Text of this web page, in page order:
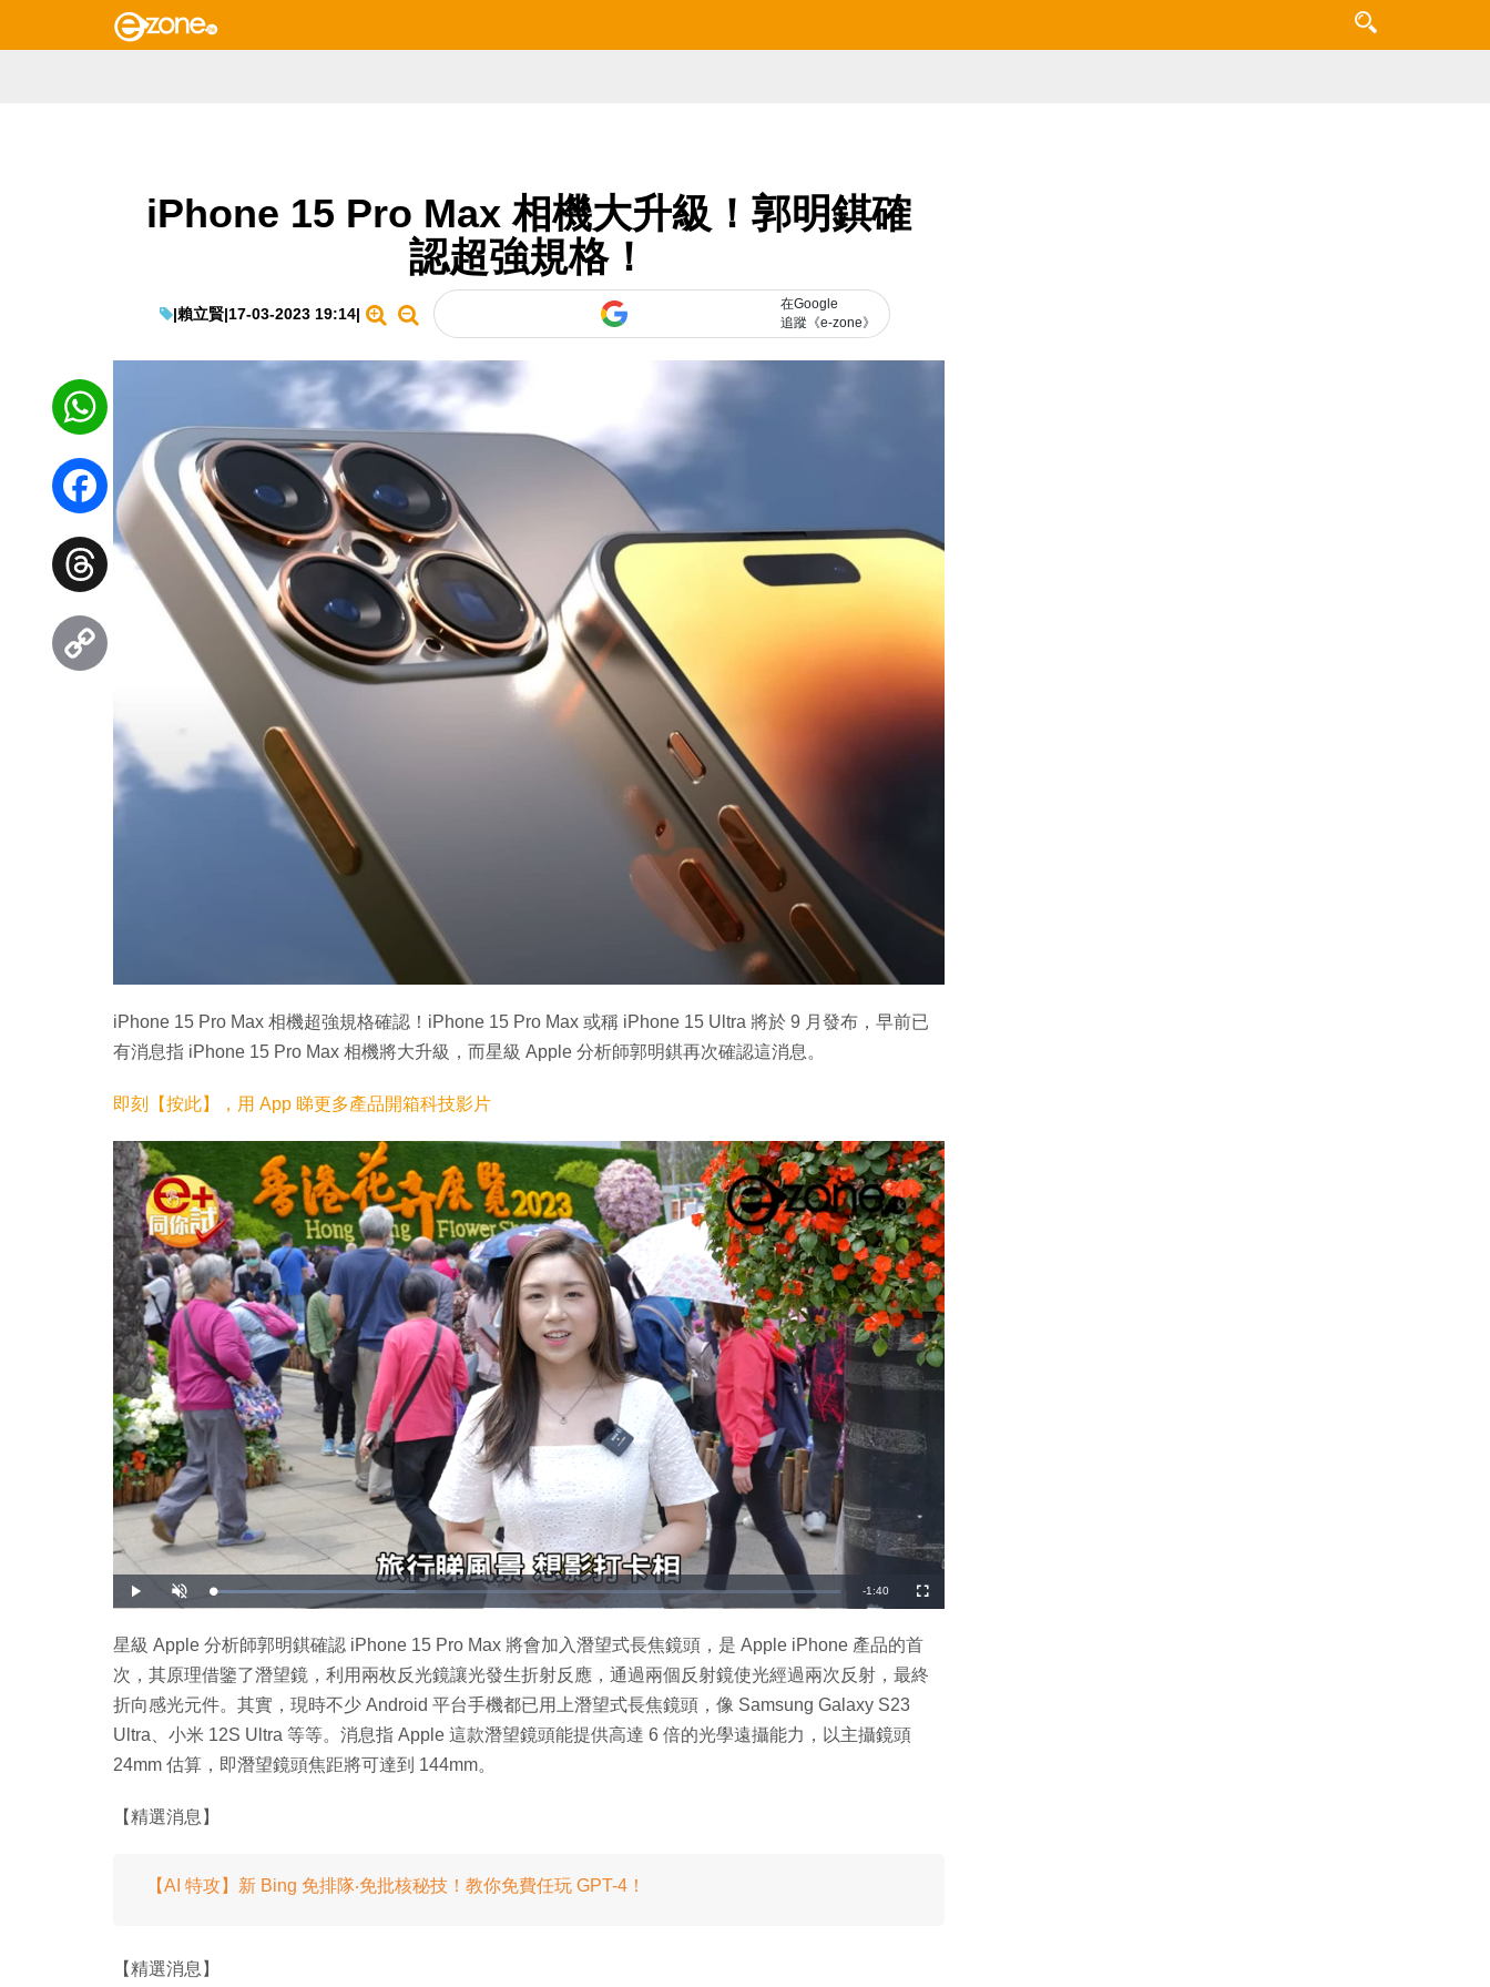
iPhone 15 Pro Max 相機大升級！郭明錤確
認超強規格！
|賴立賢|17-03-2023 19:14|
在Google
追蹤《e-zone》
iPhone 15 Pro Max 相機超強規格確認！iPhone 15 Pro Max 或稱 iPhone 15 Ultra 將於 9 月發布，早前已
有消息指 iPhone 15 Pro Max 相機將大升級，而星級 Apple 分析師郭明錤再次確認這消息。
即刻【按此】，用 App 睇更多產品開箱科技影片
播
放
開
啟
載
入
:
3
4
0
%
剩
-1:40
全
螢
星級 Apple 分析師郭明錤確認 iPhone 15 Pro Max 將會加入潛望式長焦鏡頭，是 Apple iPhone 產品的首
次，其原理借鑒了潛望鏡，利用兩枚反光鏡讓光發生折射反應，通過兩個反射鏡使光經過兩次反射，最終
折向感光元件。其實，現時不少 Android 平台手機都已用上潛望式長焦鏡頭，像 Samsung Galaxy S23
Ultra、小米 12S Ultra 等等。消息指 Apple 這款潛望鏡頭能提供高達 6 倍的光學遠攝能力，以主攝鏡頭
24mm 估算，即潛望鏡頭焦距將可達到 144mm。
【精選消息】
【AI 特攻】新 Bing 免排隊‧免批核秘技！教你免費任玩 GPT-4！
【精選消息】
WhatsApp
Facebook
Threads